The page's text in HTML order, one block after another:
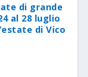
di grande
al 28 luglio
di Vico